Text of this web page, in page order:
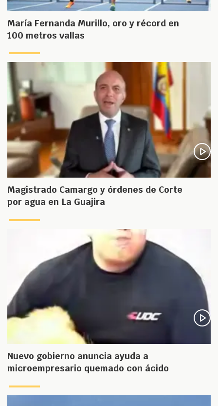
María Fernanda Murillo, oro y récord en
100 metros vallas
Magistrado Camargo y órdenes de Corte
por agua en La Guajira
Nuevo gobierno anuncia ayuda a
microempresario quemado con ácido